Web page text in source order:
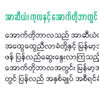
အာဆီယံ၊ ကုလနှင့် အောက်တိုဘာတွင်
အောက်တိုဘာလသည် အာဆီယံထိ
အထွေထွေညီလာခံတို့နှင့် မြန်မာ့အ
ဖန် ပြန်လည်ဆွေးနွေးလာကြ
အောက်တိုဘာလအတွင်း မြန်မာ့
တွင် ပြန်လည် အနှစ်ချုပ် အစီရင်